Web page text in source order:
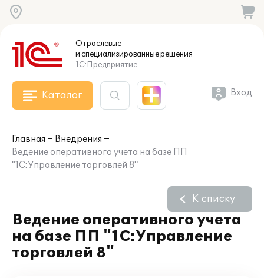
Отраслевые
и специализированныерешения
1С:Предприятие
Каталог Вход
Главная
Внедрения
Ведение оперативного учета на базе ПП
"1С:Управление торговлей 8"
Ведение оперативного учета
на базе ПП "1С:Управление
торговлей 8"
К списку